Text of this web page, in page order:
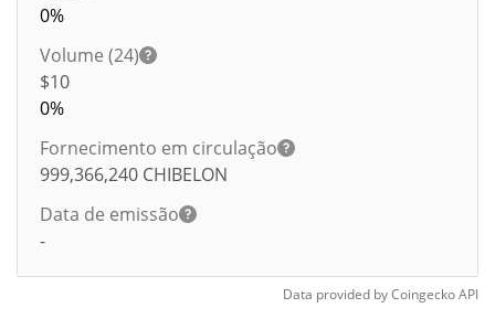
0%
Volume (24)
$10
0%
Fornecimento em circulação
999,366,240 CHIBELON
Data de emissão
-
Data provided byCoingeckoAPI